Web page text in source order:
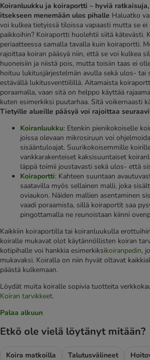
Koiranluukku ja koiraportti – hyviä
itsekseen menemään ulos pihalle Haluatko
voi kulkea tietyissä tiloissa vapaasti mutta se ei
paikkoihin? Koiraportti huolehtii siitä kätevästi.
periaatteessa samalla tavalla kuin koiraportti.
rajoittaa koiran pääsyä niin, että se voi kulkea
huoneisiin ja niistä pois, mutta toisiin taas ei
hoituu lukitusjärjestelmän avulla sekä ulos- tai
estävällä lukitusventtiilillä. Aitamaista
poraamalla, vaan sitä on helppo käyttää
kuten esimerkiksi puutarhaa. Sitä voikernaasti
Tietyille alueille pääsyä voi rajoittaa
Koiranluukku: Etenkin pienikokoiselle
joissa olevaan mikrosiruun voi
sisääntuloajat. Suurikokoisemmille
vankkarakenteiset kaksisuuntaiset
läppä toimii joustavasti sekä ulos- että
Koiraportti: Kahteen suuntaan
saatavilla myös sellainen malli, joka
oviaukon. Näiden mallien asentaminen
vaadi poraamista, sillä koiraportit saa
pingottamalla ne reunoistaan kiinni
Kaikkiin koiraportilla tai koiranluukulla
koiralle mukavat olot käytännöllisten koiran
kotipihalle voi hankkia esimerkiksikoiranpedin,
mukavaksi. Koiralla on niin hyvät oltavat
päästä kulkemaan.
Löydät muita koiralle sopivia tuotteita
Koiran tarvikkeet.
Palaa alkuun
Etkö ole vielä löytänyt mitään?
Koira matkoilla Talutusvälineet